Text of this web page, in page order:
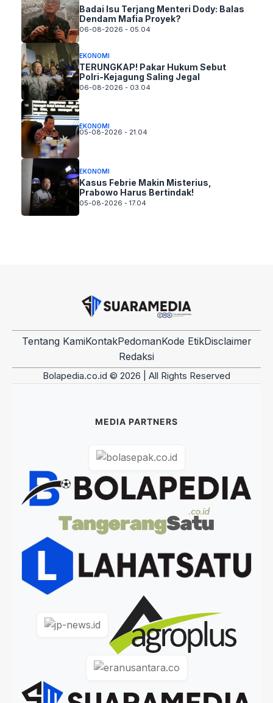
Badai Isu Terjang Menteri Dody: Balas
Dendam Mafia Proyek?
06-08-2026 - 05.04
EKONOMI
TERUNGKAP! Pakar Hukum Sebut
Polri-Kejagung Saling Jegal
06-08-2026 - 03.04
EKONOMI
05-08-2026 - 21.04
EKONOMI
Kasus Febrie Makin Misterius,
Prabowo Harus Bertindak!
05-08-2026 - 17.04
Tentang KamiKontakPedomanKode EtikDisclaimer
Redaksi
Bolapedia.co.id © 2026 | All Rights Reserved
MEDIA PARTNERS